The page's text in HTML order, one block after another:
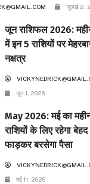
जुलाई 2,
जून राशिफल 2026:
में इन 5 राशियों पर
नक्षत्र
जून 1, 2026
May 2026: मई का
राशियों के लिए रहेगा
फाड़कर बरसेगा पैसा
मई 11, 2026